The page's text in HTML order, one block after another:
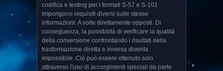
codifica e testing per i formati S-57 e S-101
impongono requisiti diversi sulle stesse
informazioni. A volte direttamente opposti. Di
conseguenza, la possibilità di verificare la qualità
della conversione confrontando i risultati della
trasformazione diretta e inversa diventa
impossibile. Ciò può essere ottenuto solo
attraverso l'uso di accorgimenti speciali da parte